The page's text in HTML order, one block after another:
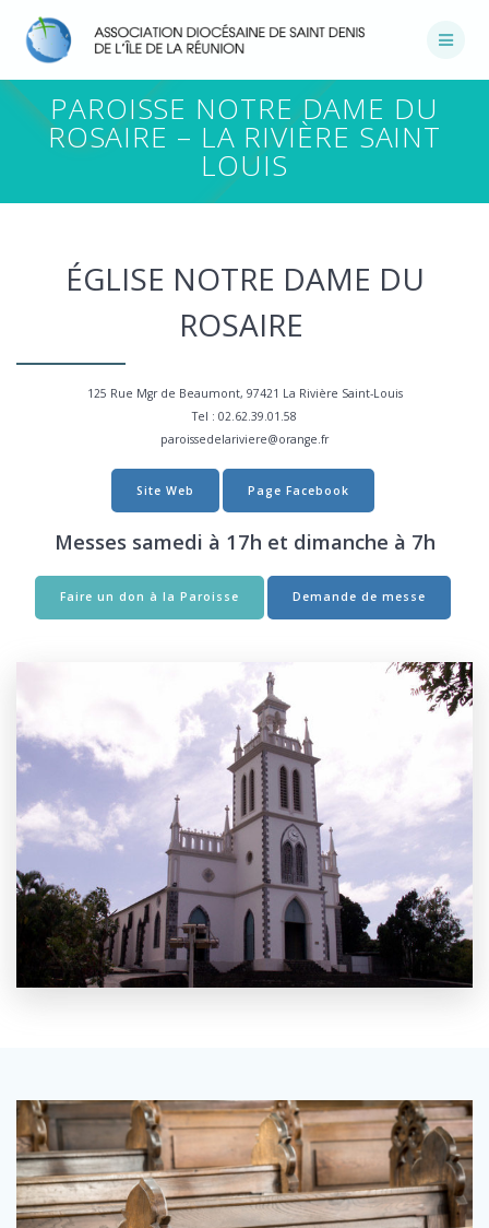
au
contenu
PAROISSE NOTRE DAME DU
ROSAIRE – LA RIVIÈRE SAINT
LOUIS
ÉGLISE NOTRE DAME DU
ROSAIRE
125 Rue Mgr de Beaumont, 97421 La Rivière Saint-Louis
Tel : 02.62.39.01.58
paroissedelariviere@orange.fr
Site Web Page Facebook
Messes samedi à 17h et dimanche à 7h
Faire un don à la Paroisse Demande de messe